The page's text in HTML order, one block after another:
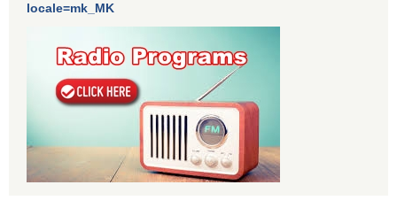
locale=mk_MK